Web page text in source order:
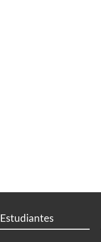
Estudiantes